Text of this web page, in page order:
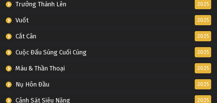
Trưởng Thành Lên 2025
Vuốt 2025
Cắt Cân 2025
Cuộc Đấu Súng Cuối Cùng 2025
Máu & Thần Thoại 2025
Nụ Hôn Đầu 2025
Cảnh Sát Siêu Năng 2025